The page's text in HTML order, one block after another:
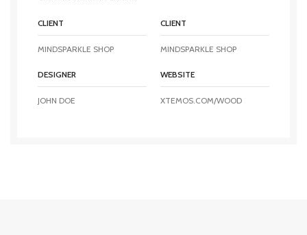
CLIENT
MINDSPARKLE SHOP
CLIENT
MINDSPARKLE SHOP
DESIGNER
JOHN DOE
WEBSITE
XTEMOS.COM/WOOD